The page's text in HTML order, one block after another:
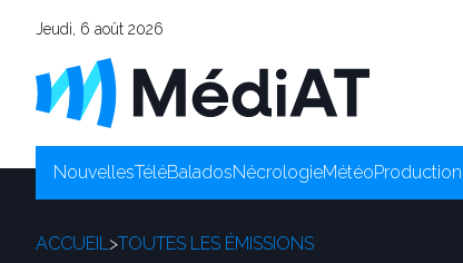
Jeudi, 6 août 2026
NouvellesTéléBaladosNécrologieMétéo
ACCUEIL>TOUTES LES ÉMISSIONS